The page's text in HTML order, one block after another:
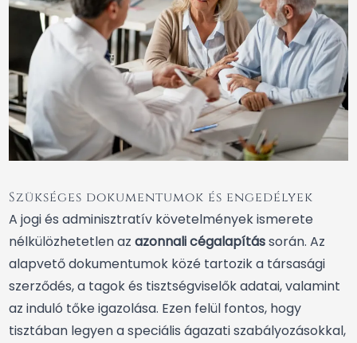
Szükséges dokumentumok és engedélyek
A jogi és adminisztratív követelmények ismerete
nélkülözhetetlen az azonnali cégalapítássorán. Az
alapvető dokumentumok közé tartozik a társasági
szerződés, a tagok és tisztségviselők adatai, valamint
az induló tőke igazolása. Ezen felül fontos, hogy
tisztában legyen a speciális ágazati szabályozásokkal,